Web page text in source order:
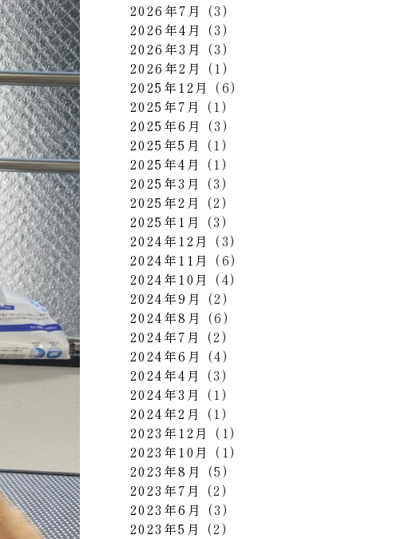
2026年7月 (3)
2026年4月 (3)
2026年3月 (3)
2026年2月 (1)
2025年12月 (6)
2025年7月 (1)
2025年6月 (3)
2025年5月 (1)
2025年4月 (1)
2025年3月 (3)
2025年2月 (2)
2025年1月 (3)
2024年12月 (3)
2024年11月 (6)
2024年10月 (4)
2024年9月 (2)
2024年8月 (6)
2024年7月 (2)
2024年6月 (4)
2024年4月 (3)
2024年3月 (1)
2024年2月 (1)
2023年12月 (1)
2023年10月 (1)
2023年8月 (5)
2023年7月 (2)
2023年6月 (3)
2023年5月 (2)